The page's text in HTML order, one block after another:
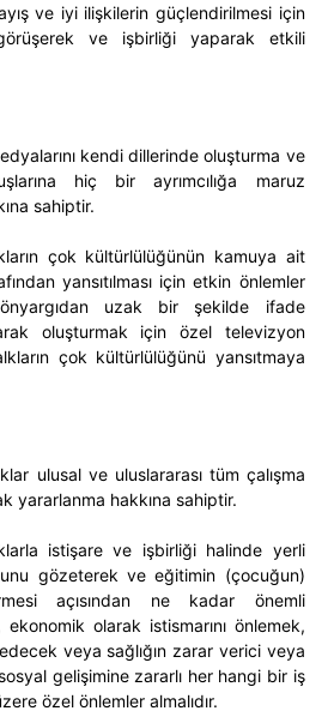
ve iyi ilişkilerin güçlendirilmesi için
ve işbirliği yaparak etkili
kendi dillerinde oluşturma ve
hiç bir ayrımcılığa maruz
sahiptir.
çok kültürlülüğünün kamuya ait
yansıtılması için etkin önlemler
önyargıdan uzak bir şekilde ifade
oluşturmak için özel televizyon
çok kültürlülüğünü yansıtmaya
ulusal ve uluslararası tüm çalışma
yararlanma hakkına sahiptir.
istişare ve işbirliği halinde yerli
gözeterek ve eğitimin (çocuğun)
açısından ne kadar önemli
olarak istismarını önlemek,
veya sağlığın zarar verici veya
gelişimine zararlı her hangi bir iş
özel önlemler almalıdır.